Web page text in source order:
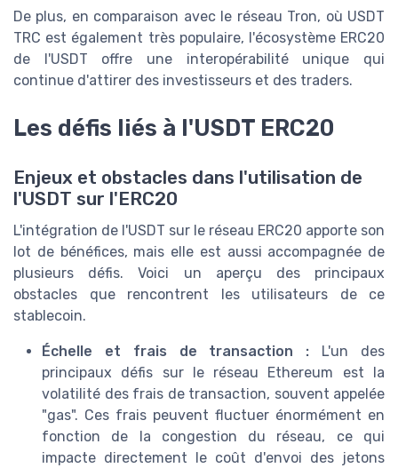
De plus, en comparaison avec le réseau Tron, où USDT
TRC est également très populaire, l'écosystème ERC20
de l'USDT offre une interopérabilité unique qui
continue d'attirer des investisseurs et des traders.
Les défis liés à l'USDT ERC20
Enjeux et obstacles dans l'utilisation de
l'USDT sur l'ERC20
L'intégration de l'USDT sur le réseau ERC20 apporte son
lot de bénéfices, mais elle est aussi accompagnée de
plusieurs défis. Voici un aperçu des principaux
obstacles que rencontrent les utilisateurs de ce
stablecoin.
Échelle et frais de transaction : L'un des
principaux défis sur le réseau Ethereum est la
volatilité des frais de transaction, souvent appelée
"gas". Ces frais peuvent fluctuer énormément en
fonction de la congestion du réseau, ce qui
impacte directement le coût d'envoi des jetons